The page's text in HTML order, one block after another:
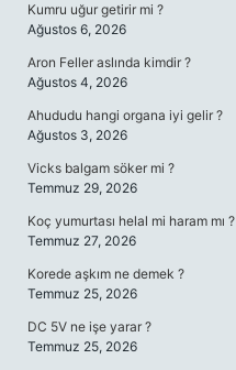
Kumru uğur getirir mi ?
Ağustos 6, 2026
Aron Feller aslında kimdir ?
Ağustos 4, 2026
Ahududu hangi organa iyi gelir ?
Ağustos 3, 2026
Vicks balgam söker mi ?
Temmuz 29, 2026
Koç yumurtası helal mi haram mı ?
Temmuz 27, 2026
Korede aşkım ne demek ?
Temmuz 25, 2026
DC 5V ne işe yarar ?
Temmuz 25, 2026